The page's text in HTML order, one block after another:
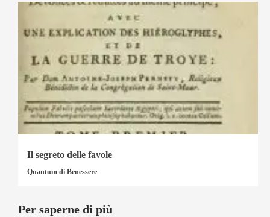
Il segreto delle favole
Quantum di Benessere
Per saperne di più